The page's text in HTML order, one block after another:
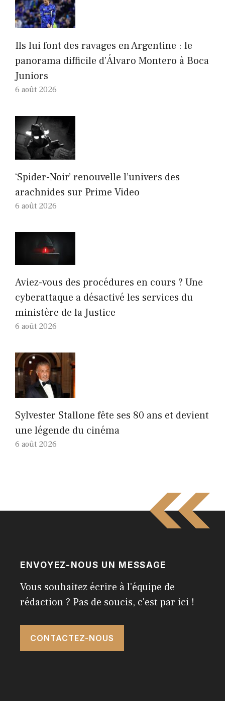
Ils lui font des ravages en Argentine : le
panorama difficile d’Álvaro Montero à Boca
Juniors
6 août 2026
‘Spider-Noir’ renouvelle l’univers des
arachnides sur Prime Video
6 août 2026
Aviez-vous des procédures en cours ? Une
cyberattaque a désactivé les services du
ministère de la Justice
6 août 2026
Sylvester Stallone fête ses 80 ans et devient
une légende du cinéma
6 août 2026
ENVOYEZ-NOUS UN MESSAGE
Vous souhaitez écrire à l'équipe de
rédaction ? Pas de soucis, c'est par ici !
CONTACTEZ-NOUS